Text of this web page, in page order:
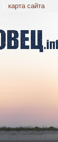
карта сайта